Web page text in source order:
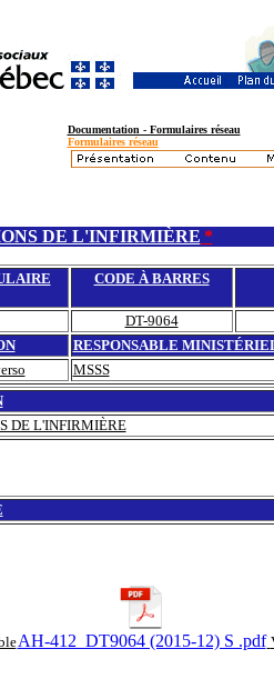
Documentation - Formulaires réseau
Formulaires réseau
DE L'INFIRMIÈRE *
CODE À BARRES
DT-9064
RESPONSABLE
MSSS
DE L'INFIRMIÈRE
AH-412_DT9064 (2015-12) S .pdf